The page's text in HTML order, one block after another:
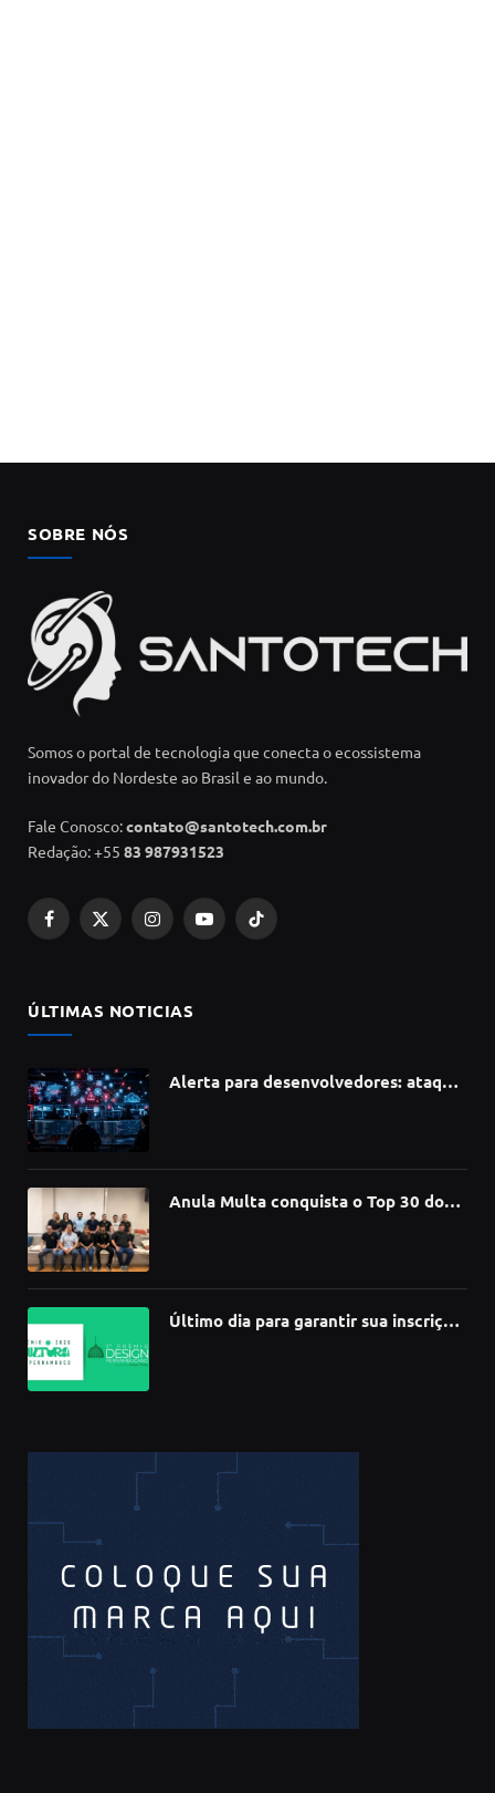
SOBRE NÓS
Somos o portal de tecnologia que conecta o ecossistema
inovador do Nordeste ao Brasil e ao mundo.
Fale Conosco:contato@santotech.com.br
Redação: +55 83 987931523
Facebook
X
InstagramYouTubeTikTok
ÚLTIMAS NOTICIAS
Alerta para desenvolvedores: ataque
Anula Multa conquista o Top 30 do
Último dia para garantir sua inscrição